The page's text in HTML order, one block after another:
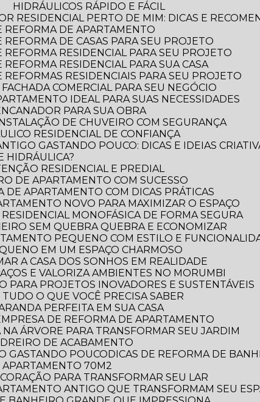
HIDRÁULICOS RÁPIDO E FÁCIL
RESIDENCIAL PERTO DE MIM: DICAS E
REFORMA DE APARTAMENTO
REFORMA DE CASAS PARA SEU PROJETO
REFORMA RESIDENCIAL PARA SEU PROJETO
REFORMA RESIDENCIAL PARA SUA CASA
REFORMAS RESIDENCIAIS PARA SEU PROJETO
COMERCIAL PARA SEU NEGÓCIO
IDEAL PARA SUAS NECESSIDADES
PARA SUA OBRA
DE CHUVEIRO COM SEGURANÇA
RESIDENCIAL DE CONFIANÇA
GASTANDO POUCO: DICAS E IDEIAS
HIDRÁULICA?
RESIDENCIAL E PREDIAL
DE APARTAMENTO COM SUCESSO
DE APARTAMENTO COM DICAS PRÁTICAS
NOVO PARA MAXIMIZAR O ESPAÇO
MONOFÁSICA DE FORMA SEGURA
SEM QUEBRA QUEBRA E ECONOMIZAR
PEQUENO COM ESTILO E
EM UM ESPAÇO CHARMOSO
A CASA DOS SONHOS EM REALIDADE
E VALORIZA AMBIENTES NO MORUMBI
PARA PROJETOS INOVADORES E SUSTENTÁVEIS
O QUE VOCÊ PRECISA SABER
PERFEITA EM SUA CASA
DE REFORMA DE APARTAMENTO
NA ÁRVORE PARA TRANSFORMAR SEU JARDIM
DE ACABAMENTO
GASTANDO POUCO
DICAS DE REFORMA DE
APARTAMENTO 70M2
PARA TRANSFORMAR SEU LAR
ANTIGO QUE TRANSFORMAM SEU